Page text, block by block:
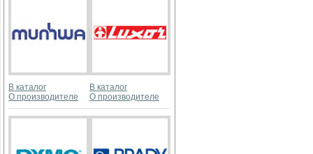
В каталог
О производителе
В каталог
О производителе